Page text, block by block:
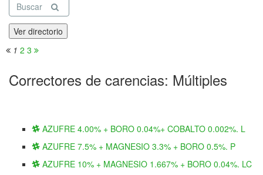
Buscar
Ver directorio
1 2 3
Correctores de carencias: Múltiples
AZUFRE 4.00% + BORO 0.04%+ COBALTO 0.002%. L
AZUFRE 7.5% + MAGNESIO 3.3% + BORO 0.5%. P
AZUFRE 10% + MAGNESIO 1.667% + BORO 0.04%. LC